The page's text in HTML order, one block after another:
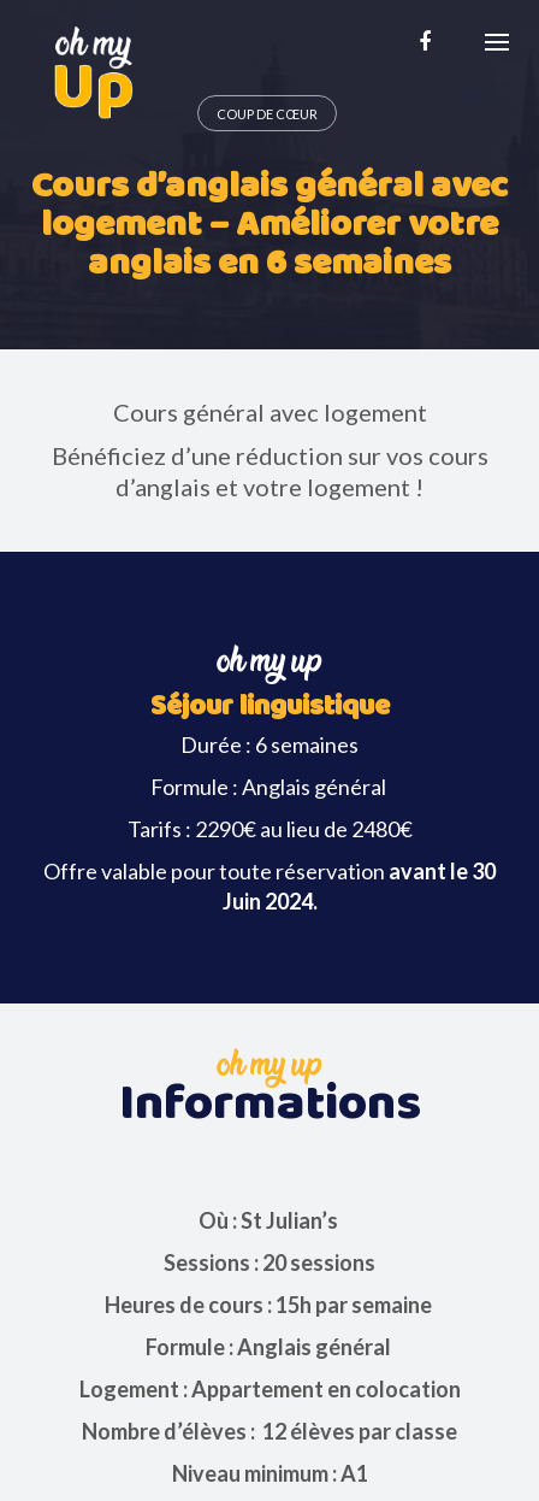
content
COUP DE CŒUR
Cours d’anglais général avec
logement – Améliorer votre
anglais en 6 semaines
Cours général avec logement
Bénéficiez d’une réduction sur vos cours
d’anglais et votre logement !
oh my up
Séjour linguistique
Durée : 6 semaines
Formule : Anglais général
Tarifs : 2290€ au lieu de 2480€
Offre valable pour toute réservation avant le 30
Juin 2024.
oh my up
Informations
Où : St Julian’s
Sessions : 20 sessions
Heures de cours : 15h par semaine
Formule : Anglais général
Logement : Appartement en colocation
Nombre d’élèves : 12 élèves par classe
Niveau minimum : A1